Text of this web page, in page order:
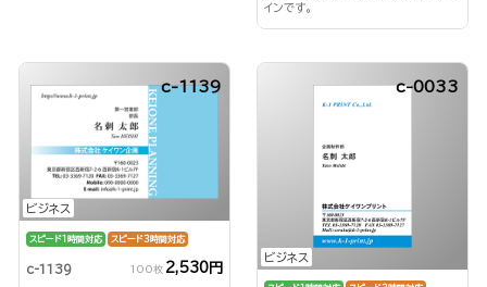
インです。
ビジネス
c-1139
スピード1時間対応 スピード3時間対応
c-1139 100枚 2,530円
ビジネス
c-0033